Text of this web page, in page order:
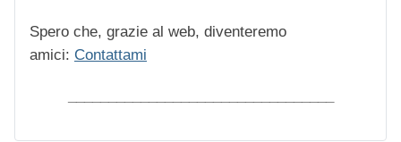
Spero che, grazie al web, diventeremo
amici: Contattami